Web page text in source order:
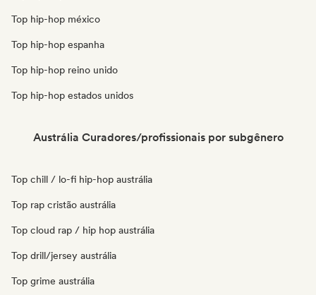
Top hip-hop méxico
Top hip-hop espanha
Top hip-hop reino unido
Top hip-hop estados unidos
Austrália Curadores/profissionais por subgênero
Top chill / lo-fi hip-hop austrália
Top rap cristão austrália
Top cloud rap / hip hop austrália
Top drill/jersey austrália
Top grime austrália